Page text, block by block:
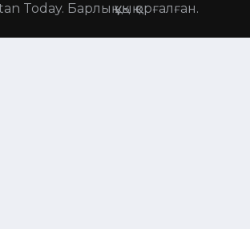
Today. Барлық құқық қорғалған.